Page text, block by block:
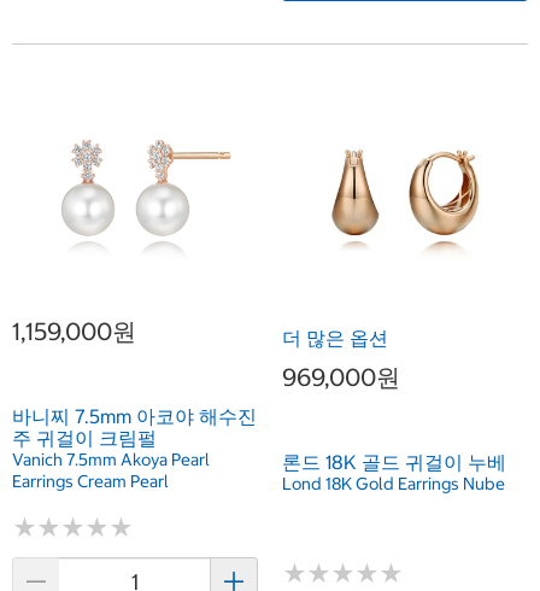
1,159,000원
바니찌 7.5mm 아코야 해수진
주 귀걸이 크림펄
Vanich 7.5mm Akoya Pearl
Earrings Cream Pearl
★★★★★
★★★★★
더 많은 옵션
969,000원
론드 18K 골드 귀걸이 누베
Lond 18K Gold Earrings Nube
★★★★★
★★★★★